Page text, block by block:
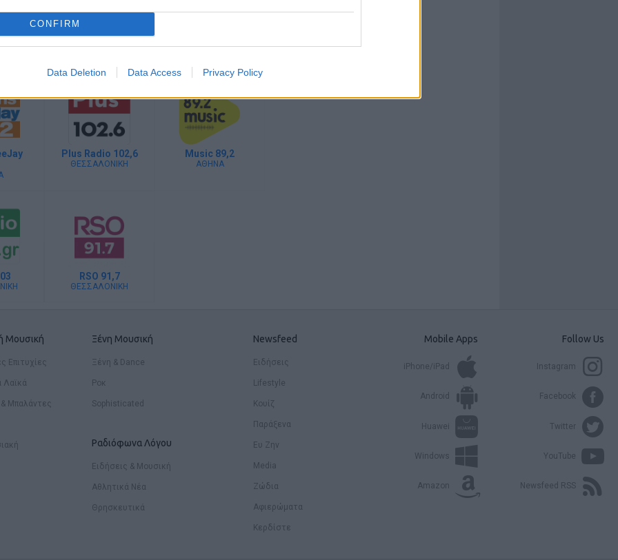
CONFIRM
Data Deletion Data Access Privacy Policy
(Εύα Συμεωνίδου)
Plus Radio 102,6
ΘΕΣΣΑΛΟΝΙΚΗ
Music 89,2
ΑΘΗΝΑ
RSO 91,7
ΘΕΣΣΑΛΟΝΙΚΗ
Μουσική
Επιτυχίες
Λαϊκά
Μπαλάντες
Ξένη Μουσική
Ξένη & Dance
Ροκ
Sophisticated
Ραδιόφωνα Λόγου
Ειδήσεις & Μουσική
Αθλητικά Νέα
Θρησκευτικά
Newsfeed
Ειδήσεις
Lifestyle
Κουίζ
Παράξενα
Ευ Ζην
Media
Ζώδια
Αφιερώματα
Κερδίστε
Mobile Apps
iPhone/iPad
Android
Huawei
Windows
Amazon
Follow Us
Instagram
Facebook
Twitter
YouTube
Newsfeed RSS